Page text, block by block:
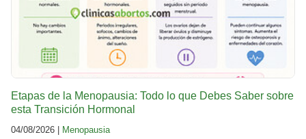
Etapas de la Menopausia: Todo lo que Debes Saber sobre
esta Transición Hormonal
04/08/2026 | Menopausia